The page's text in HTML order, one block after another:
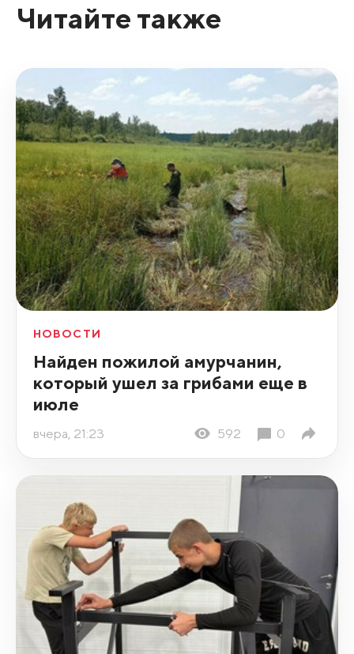
Читайте также
НОВОСТИ
Найден пожилой амурчанин,
который ушел за грибами еще в
июле
вчера, 21:23 592 0